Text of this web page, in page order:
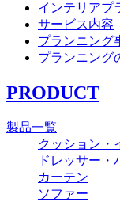
インテリアプ
サービス内容
プランニング
プランニング
PRODUCT
製品一覧
クッション・
ドレッサー・
カーテン
ソファー